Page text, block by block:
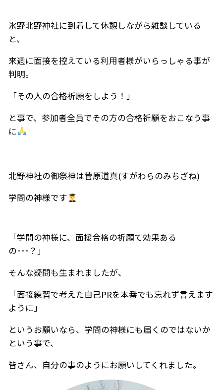
氷野北野神社に到着して休憩しながら雑談している
と、
来週に面接を控えている利用者様がいらっしゃる事が
判明。
「その人の合格祈願をしよう！」
と事で、参加者全員でその方の合格祈願をおこなう事
に
北野神社の御祭神は菅原道真(すがわらのみちざね)
学問の神様です
「学問の神様に、面接合格の祈願て効果ある
の･･･？」
そんな疑問も生まれましたが、
「面接練習で考えた自己PRを本番でも忘れず言えます
ように」
というお願いなら、学問の神様にも届くのではないか
という事で、
皆さん、自分の事のようにお願いしてくれました。